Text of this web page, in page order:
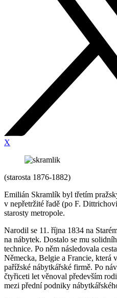
X
(starosta 1876-1882)
Emilián Skramlík byl třetím
v nepřetržité řadě (po F.
starosty metropole.
Narodil se 11. října 1834 na
na nábytek. Dostalo se mu
technice. Po něm následovala
Německa, Belgie a Francie,
pařížské nábytkářské firmě. Po
čtyřiceti let věnoval především
mezi přední podniky